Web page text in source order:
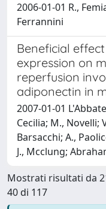
2006-01-01 R.,
Ferrannini
Beneficial
expression on
reperfusion
adiponectin in
2007-01-01
Cecilia; M., Novelli;
Barsacchi; A.,
J., Mcclung;
Mostrati risultati da
40 di 117